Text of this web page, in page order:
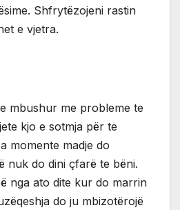
Shfrytëzojeni rastin
e vjetra.
mbushur me probleme te
kjo e sotmja për te
momente madje do
nuk do dini çfarë te bëni.
nga ato dite kur do marrin
do ju mbizotërojë